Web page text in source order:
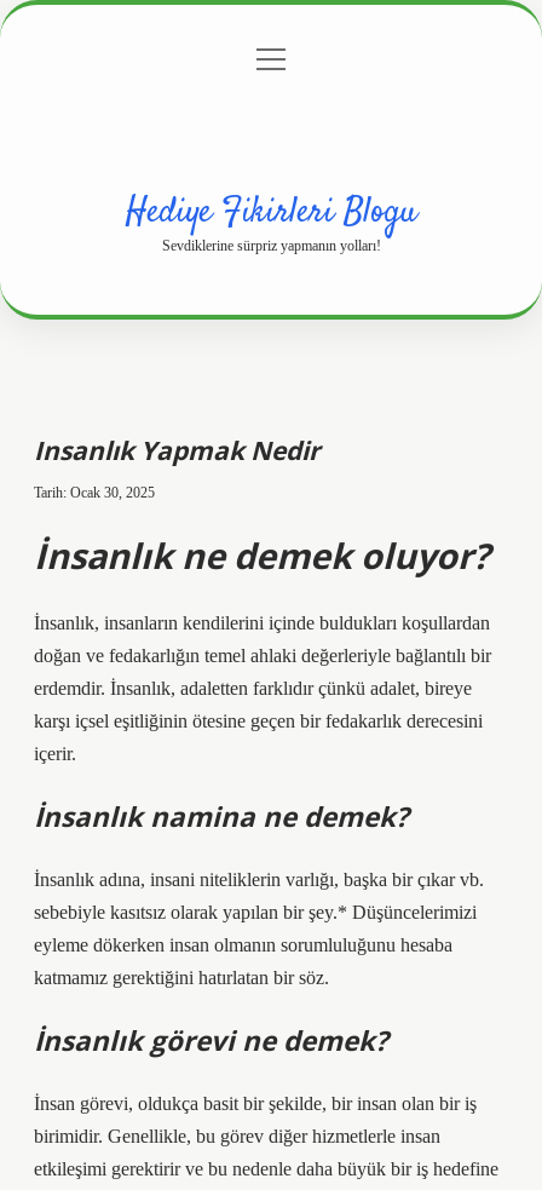
Gizlilik Politikası
menüyü
Hediye Fikirleri Blogu
Sevdiklerine sürpriz yapmanın yolları!
Insanlık Yapmak Nedir
Tarih: Ocak 30, 2025
İnsanlık ne demek oluyor?
İnsanlık, insanların kendilerini içinde buldukları koşullardan
doğan ve fedakarlığın temel ahlaki değerleriyle bağlantılı bir
erdemdir. İnsanlık, adaletten farklıdır çünkü adalet, bireye
karşı içsel eşitliğinin ötesine geçen bir fedakarlık derecesini
içerir.
İnsanlık namina ne demek?
İnsanlık adına, insani niteliklerin varlığı, başka bir çıkar vb.
sebebiyle kasıtsız olarak yapılan bir şey.* Düşüncelerimizi
eyleme dökerken insan olmanın sorumluluğunu hesaba
katmamız gerektiğini hatırlatan bir söz.
İnsanlık görevi ne demek?
İnsan görevi, oldukça basit bir şekilde, bir insan olan bir iş
birimidir. Genellikle, bu görev diğer hizmetlerle insan
etkileşimi gerektirir ve bu nedenle daha büyük bir iş hedefine